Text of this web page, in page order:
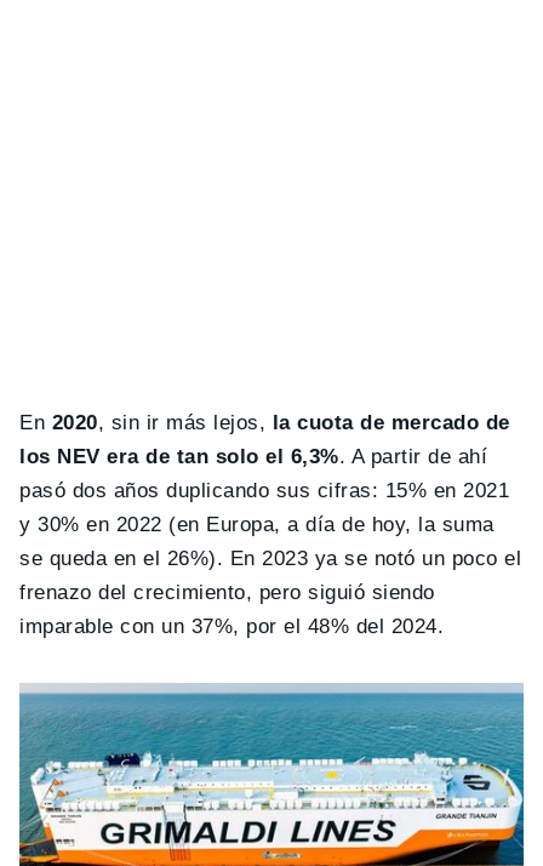
En 2020, sin ir más lejos,
la cuota de mercado de
los NEV era de tan solo el 6,3%. A partir de ahí
pasó dos años duplicando sus cifras: 15% en 2021
y 30% en 2022 (en Europa, a día de hoy, la suma
se queda en el 26%). En 2023 ya se notó un poco el
frenazo del crecimiento, pero siguió siendo
imparable con un 37%, por el 48% del 2024.